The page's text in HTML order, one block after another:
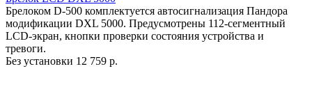
Брелоком D-500 комплектуется автосигнализация Пандора
модификации DXL 5000. Предусмотрены 112-сегментный
LCD-экран, кнопки проверки состояния устройства и
тревоги.
Без установки 12 759 р.